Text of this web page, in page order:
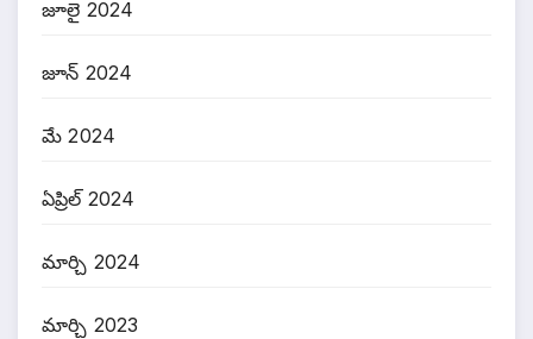
జూలై 2024
జూన్ 2024
మే 2024
ఏప్రిల్ 2024
మార్చి 2024
మార్చి 2023